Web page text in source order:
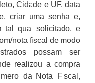
Cidade e UF, data
criar uma senha e,
tal qual solicitado, e
nota fiscal de modo
possam ser
realizou a compra
da Nota Fiscal,